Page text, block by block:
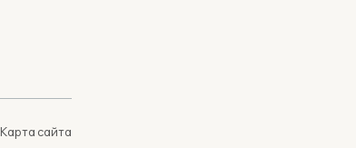
Карта сайта